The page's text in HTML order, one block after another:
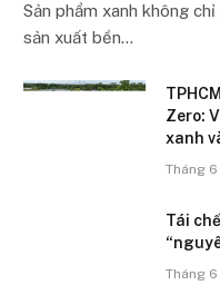
Sản phẩm xanh không
sản xuất bền…
Zero:
xanh
Tháng
Tái
Tháng